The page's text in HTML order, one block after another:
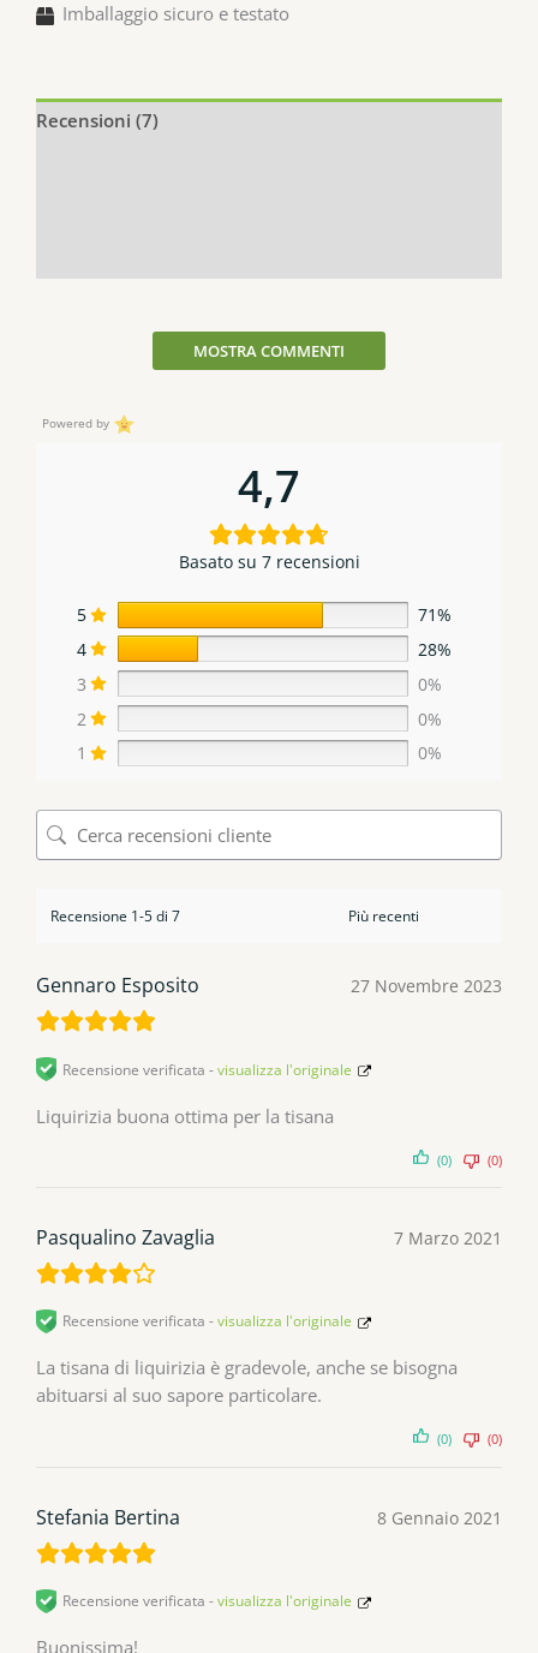
Imballaggio sicuro e testato
Recensioni (7)
MOSTRA COMMENTI
Powered by
4,7
Basato su 7 recensioni
5
71%
4
28%
3
0%
2
0%
1
0%
Recensione 1-5 di 7
Gennaro Esposito 27 Novembre 2023
Recensione verificata -visualizza l'originale
Liquirizia buona ottima per la tisana
(0) (0)
Pasqualino Zavaglia 7 Marzo 2021
Recensione verificata -visualizza l'originale
La tisana di liquirizia è gradevole, anche se bisogna
abituarsi al suo sapore particolare.
(0) (0)
Stefania Bertina 8 Gennaio 2021
Recensione verificata -visualizza l'originale
Buonissima!